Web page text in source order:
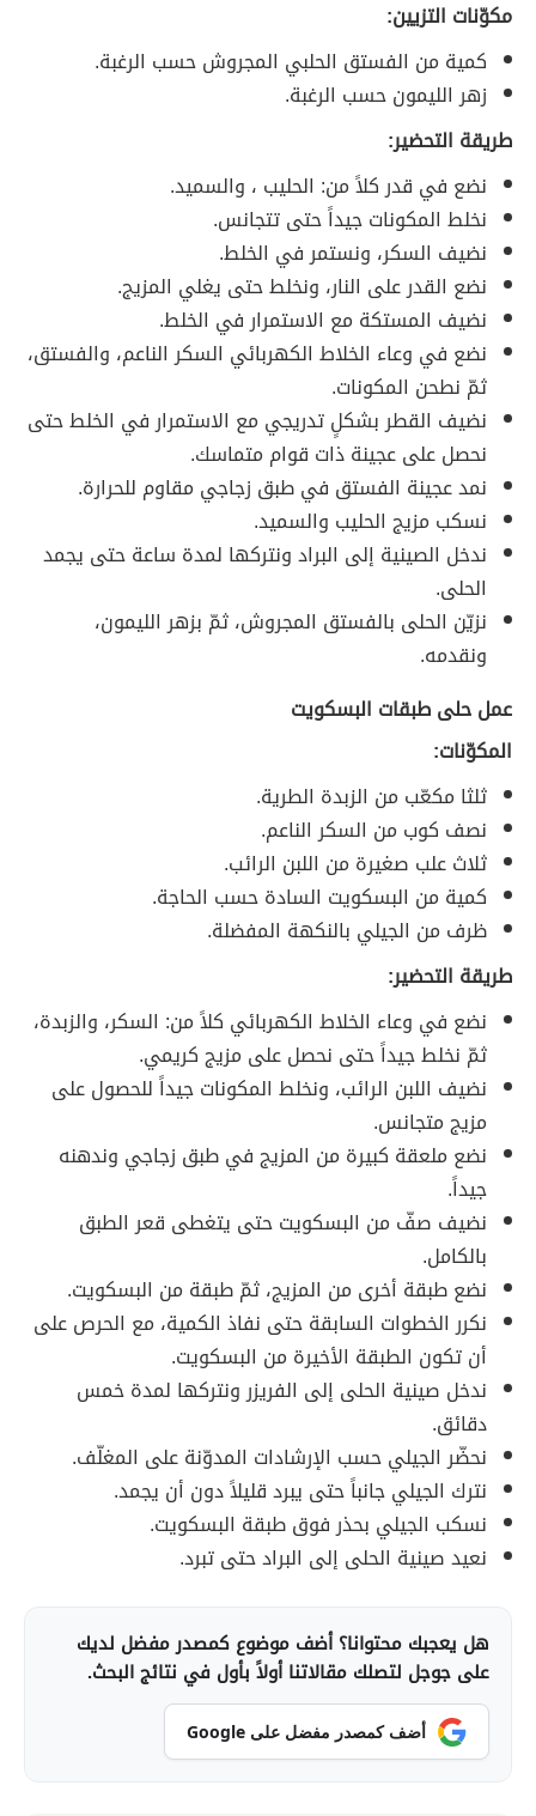
مكوّنات التزيين:
كمية من الفستق الحلبي المجروش حسب الرغبة.
زهر الليمون حسب الرغبة.
طريقة التحضير:
نضع في قدر كلاً من: الحليب ، والسميد.
نخلط المكونات جيداً حتى تتجانس.
نضيف السكر، ونستمر في الخلط.
نضع القدر على النار، ونخلط حتى يغلي المزيج.
نضيف المستكة مع الاستمرار في الخلط.
نضع في وعاء الخلاط الكهربائي السكر الناعم، والفستق،
ثمّ نطحن المكونات.
نضيف القطر بشكلٍ تدريجي مع الاستمرار في الخلط حتى
نحصل على عجينة ذات قوام متماسك.
نمد عجينة الفستق في طبق زجاجي مقاوم للحرارة.
نسكب مزيج الحليب والسميد.
ندخل الصينية إلى البراد ونتركها لمدة ساعة حتى يجمد
الحلى.
نزيّن الحلى بالفستق المجروش، ثمّ بزهر الليمون،
ونقدمه.
عمل حلى طبقات البسكويت
المكوّنات:
ثلثا مكعّب من الزبدة الطرية.
نصف كوب من السكر الناعم.
ثلاث علب صغيرة من اللبن الرائب.
كمية من البسكويت السادة حسب الحاجة.
ظرف من الجيلي بالنكهة المفضلة.
طريقة التحضير:
نضع في وعاء الخلاط الكهربائي كلاً من: السكر، والزبدة،
ثمّ نخلط جيداً حتى نحصل على مزيج كريمي.
نضيف اللبن الرائب، ونخلط المكونات جيداً للحصول على
مزيج متجانس.
نضع ملعقة كبيرة من المزيج في طبق زجاجي وندهنه
جيداً.
نضيف صفّ من البسكويت حتى يتغطى قعر الطبق
بالكامل.
نضع طبقة أخرى من المزيج، ثمّ طبقة من البسكويت.
نكرر الخطوات السابقة حتى نفاذ الكمية، مع الحرص على
أن تكون الطبقة الأخيرة من البسكويت.
ندخل صينية الحلى إلى الفريزر ونتركها لمدة خمس
دقائق.
نحضّر الجيلي حسب الإرشادات المدوّنة على المغلّف.
نترك الجيلي جانباً حتى يبرد قليلاً دون أن يجمد.
نسكب الجيلي بحذر فوق طبقة البسكويت.
نعيد صينية الحلى إلى البراد حتى تبرد.
هل يعجبك محتوانا؟ أضف موضوع كمصدر مفضل لديك
على جوجل لتصلك مقالاتنا أولاً بأول في نتائج البحث.
أضف كمصدر مفضل على Google